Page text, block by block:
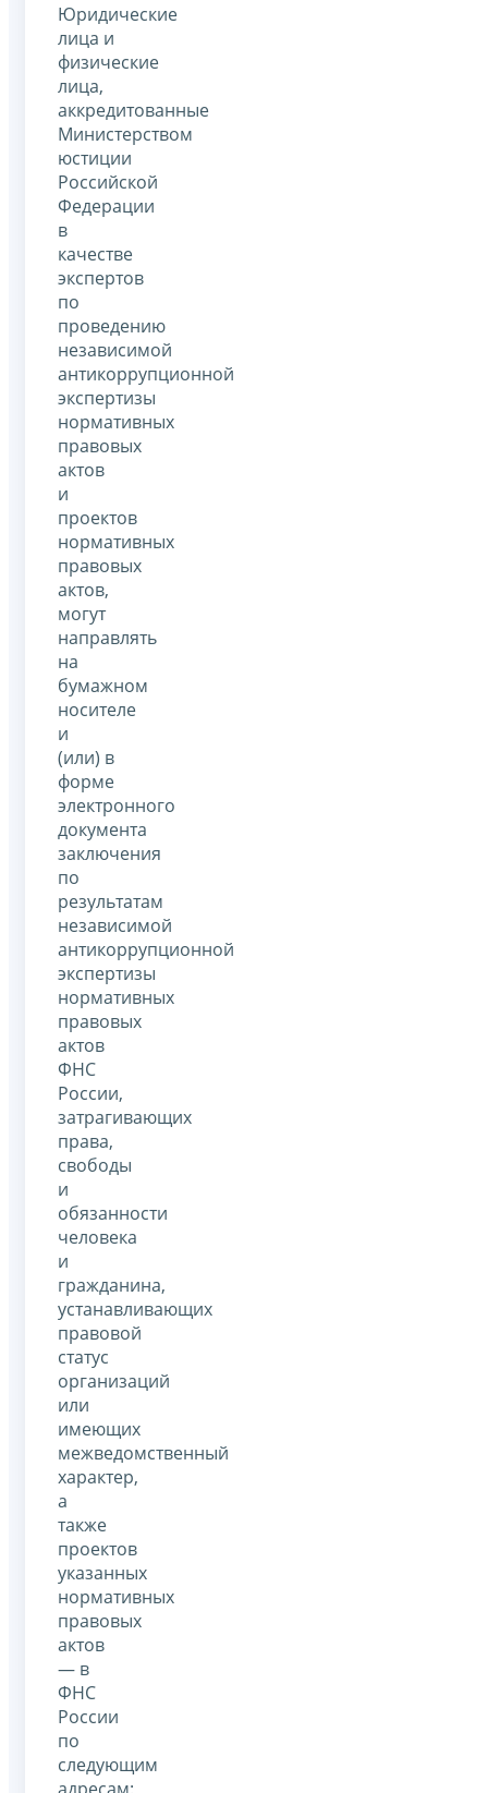
Юридические
лица и
физические
лица,
аккредитованные
Министерством
юстиции
Российской
Федерации
в
качестве
экспертов
по
проведению
независимой
антикоррупционной
экспертизы
нормативных
правовых
актов
и
проектов
нормативных
правовых
актов,
могут
направлять
на
бумажном
носителе
и
(или) в
форме
электронного
документа
заключения
по
результатам
независимой
антикоррупционной
экспертизы
нормативных
правовых
актов
ФНС
России,
затрагивающих
права,
свободы
и
обязанности
человека
и
гражданина,
устанавливающих
правовой
статус
организаций
или
имеющих
межведомственный
характер,
а
также
проектов
указанных
нормативных
правовых
актов
— в
ФНС
России
по
следующим